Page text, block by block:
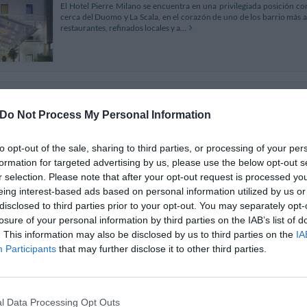
Do Not Process My Personal Information
opt-out of the sale, sharing to third parties, or processing of your
for targeted advertising by us, please use the below opt-out
selection. Please note that after your opt-out request is processed
interest-based ads based on personal information utilized by us
to third parties prior to your opt-out. You may separately
of your personal information by third parties on the IAB’s list of
This information may also be disclosed by us to third parties on the
Participants that may further disclose it to other third parties.
Data Processing Opt Outs
El Hotel Pierre Milano se encuentra en una privilegiada posición
cerca del Duomo y La Scala, en el corazón de uno de los barrio
restaurantes, refinados locales y a...
Via Desenzano 12,Milán
Mapa
El Residence Milano Desenzano está situado en una zona
Gambara/Bande Nere) muy bien comunicado con el centro y con
Ideal para breves o largas estancias en la ca...
PRIVADAS InItalia Club!
Lloyd Hotel
3.44 km
Corso Di Porta Romana 48 ,Milán
Mapa
El Lloyd Hotel, cercano al Duomo, al Teatro La Scala y a los lugares
hotel ideal para pasar unas vacaciones de lujo en Milán. Es un
clientes gracias a sus ambient...